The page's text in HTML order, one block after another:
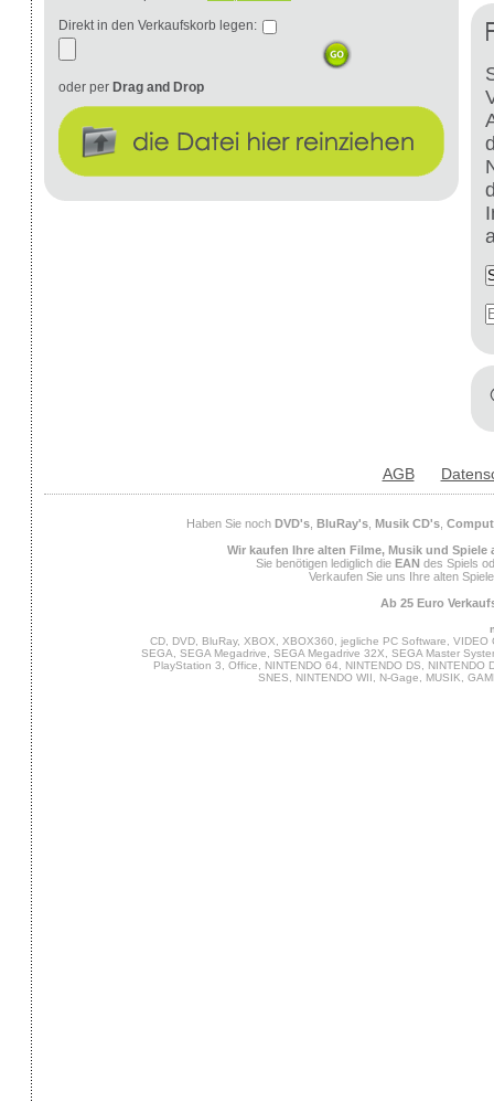
Direkt in den Verkaufskorb legen:
oder per Drag and Drop
AGB
Haben Sie noch DVD's, BluRay's, Musik CD's,
Wir kaufen Ihre alten Filme, Musik und Spiele
Sie benötigen lediglich die EAN des Spiels
Verkaufen Sie uns Ihre alten
Ab 25 Euro
CD, DVD, BluRay, XBOX, XBOX360, jegliche PC Software,
SEGA, SEGA Megadrive, SEGA Megadrive 32X, SEGA Master
PlayStation 3, Office, NINTENDO 64, NINTENDO DS,
SNES, NINTENDO WII, N-Gage, MUSIK,